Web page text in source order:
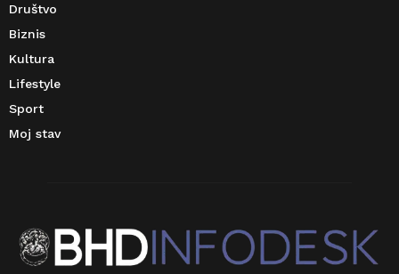
Društvo
Biznis
Kultura
Lifestyle
Sport
Moj stav